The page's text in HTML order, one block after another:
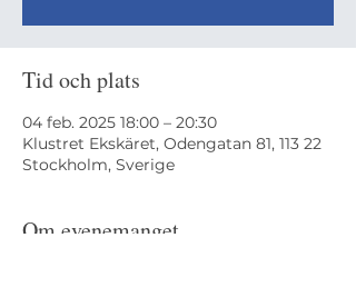
Tid och plats
04 feb. 2025 18:00 – 20:30
Klustret Ekskäret, Odengatan 81, 113 22
Stockholm, Sverige
Om evenemanget